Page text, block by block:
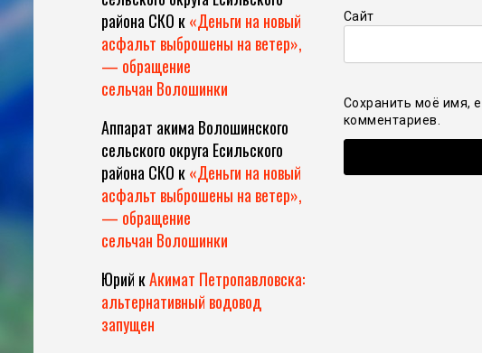
Сайт
Сохранить моё имя,
комментариев.
района СКО к«Деньги на новый
асфальт выброшены на ветер»,
— обращение
сельчан Волошинки
Аппарат акима Волошинского
сельского округа Есильского
района СКО к«Деньги на новый
асфальт выброшены на ветер»,
— обращение
сельчан Волошинки
Юрий кАкимат Петропавловска:
альтернативный водовод
запущен